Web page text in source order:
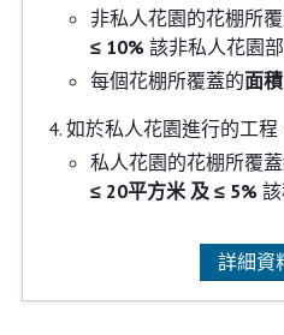
非私人花園的花棚所
≤ 10% 該非私人花園
每個花棚所覆蓋的面積
如於私人花園進行的工程
私人花園的花棚所覆蓋
≤ 20平方米 及 ≤ 5%
詳細資